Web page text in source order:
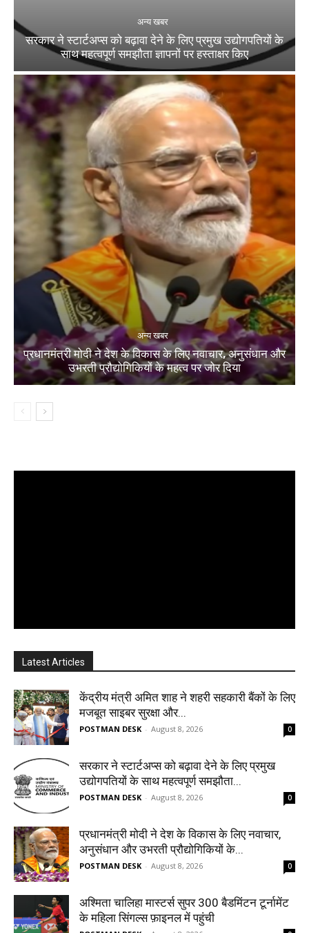
अन्य खबर
सरकार ने स्टार्टअप्‍स को बढ़ावा देने के लिए प्रमुख उद्योगपतियों के
साथ महत्‍वपूर्ण समझौता ज्ञापनों पर हस्‍ताक्षर किए
अन्य खबर
प्रधानमंत्री मोदी ने देश के विकास के लिए नवाचार, अनुसंधान और
उभरती प्रौद्योगिकियों के महत्व पर जोर दिया
Latest Articles
केंद्रीय मंत्री अमित शाह ने शहरी सहकारी बैंकों के लिए
मजबूत साइबर सुरक्षा और...
POSTMAN DESK - August 8, 2026 0
सरकार ने स्टार्टअप्‍स को बढ़ावा देने के लिए प्रमुख
उद्योगपतियों के साथ महत्‍वपूर्ण समझौता...
POSTMAN DESK - August 8, 2026 0
प्रधानमंत्री मोदी ने देश के विकास के लिए नवाचार,
अनुसंधान और उभरती प्रौद्योगिकियों के...
POSTMAN DESK - August 8, 2026 0
अश्मिता चालिहा मास्टर्स सुपर 300 बैडमिंटन टूर्नामेंट
के महिला सिंगल्स फ़ाइनल में पहुंची